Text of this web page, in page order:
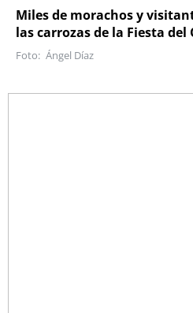
Miles de morachos y
las carrozas de la Fiesta del
Ángel Díaz